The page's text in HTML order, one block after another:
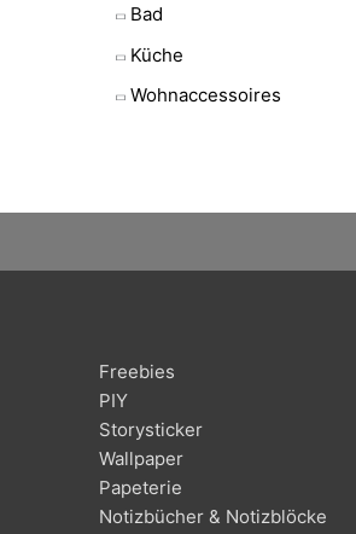
Bad
Küche
Wohnaccessoires
Freebies
PIY
Storysticker
Wallpaper
Papeterie
Notizbücher & Notizblöcke